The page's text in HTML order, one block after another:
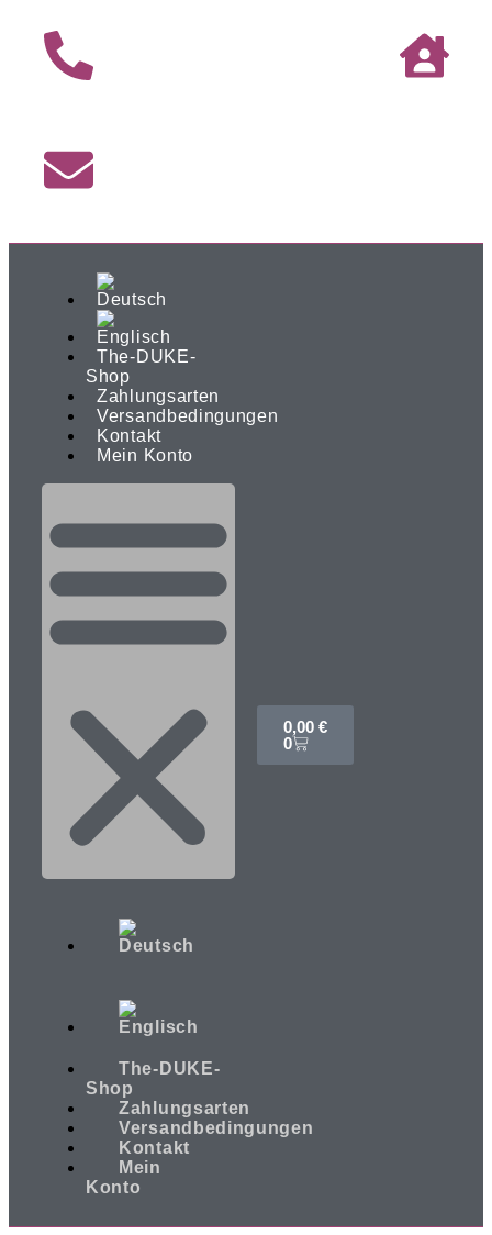
The-DUKE-
Shop
Zahlungsarten
Versandbedingungen
Kontakt
Mein Konto
The-DUKE-
Shop
Zahlungsarten
Versandbedingungen
Kontakt
Mein
Konto
0,00 €
0